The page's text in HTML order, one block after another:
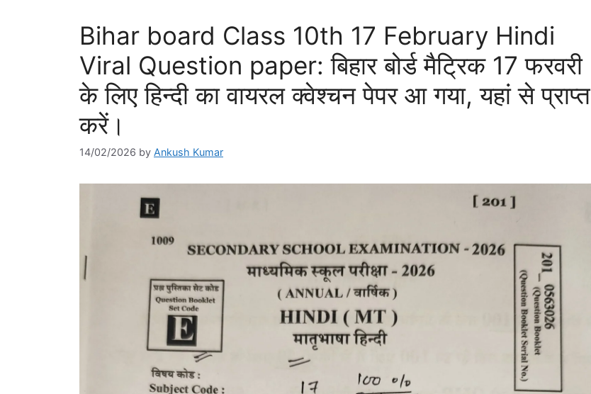
Bihar board Class 10th 17 February Hindi
Viral Question paper: बिहार बोर्ड मैट्रिक 17 फरवरी
के लिए हिन्दी का वायरल क्वेश्चन पेपर आ गया, यहां से प्राप्त
करें।
14/02/2026 by Ankush Kumar